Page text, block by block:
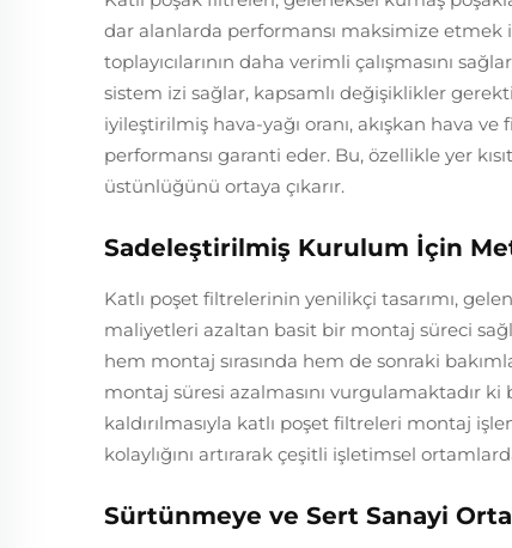
dar alanlarda performansı maksimize
toplayıcılarının daha verimli çalışmasını
sistem izi sağlar, kapsamlı değişiklikler
iyileştirilmiş hava-yağı oranı, akışkan hava
performansı garanti eder. Bu, özellikle yer
üstünlüğünü ortaya çıkarır.
Sadeleştirilmiş Kurulum İçin
Katlı poşet filtrelerinin yenilikçi tasarımı,
maliyetleri azaltan basit bir montaj süreci
hem montaj sırasında hem de sonraki
montaj süresi azalmasını vurgulamaktadır
kaldırılmasıyla katlı poşet filtreleri montaj
kolaylığını artırarak çeşitli işletimsel
Sürtünmeye ve Sert Sanayi